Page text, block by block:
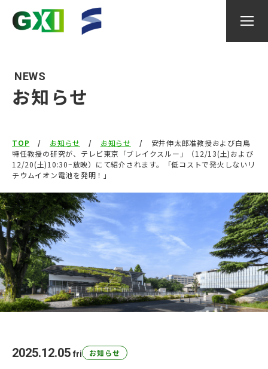
GXIについて
研究内容
産官学連携委員会
イベント
研究コラム
日本語
NEWS
お知らせ
TOP お知らせ お知らせ
安井伸太郎准教授および白鳥
特任教授の研究が、テレビ東京「ブレイクスルー」（12/13(土)および
12/20(土)10:30~放映）にて紹介されます。「低コストで発火しないリ
チウムイオン電池を発明！」
2025.12.05 fri お知らせ